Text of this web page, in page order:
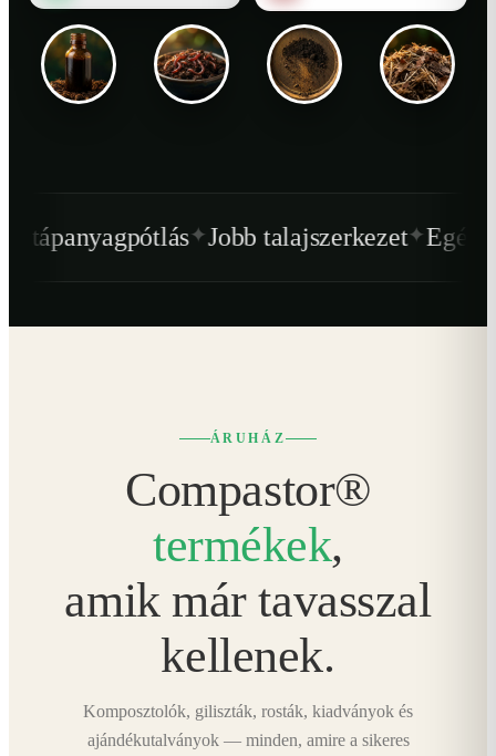
✦Jobb talajszerkezet ✦Egészségesebb
ÁRUHÁZ
Compastor®
termékek,
amik már tavasszal
kellenek.
Komposztolók, giliszták, rosták, kiadványok és
ajándékutalványok — minden, amire a sikeres